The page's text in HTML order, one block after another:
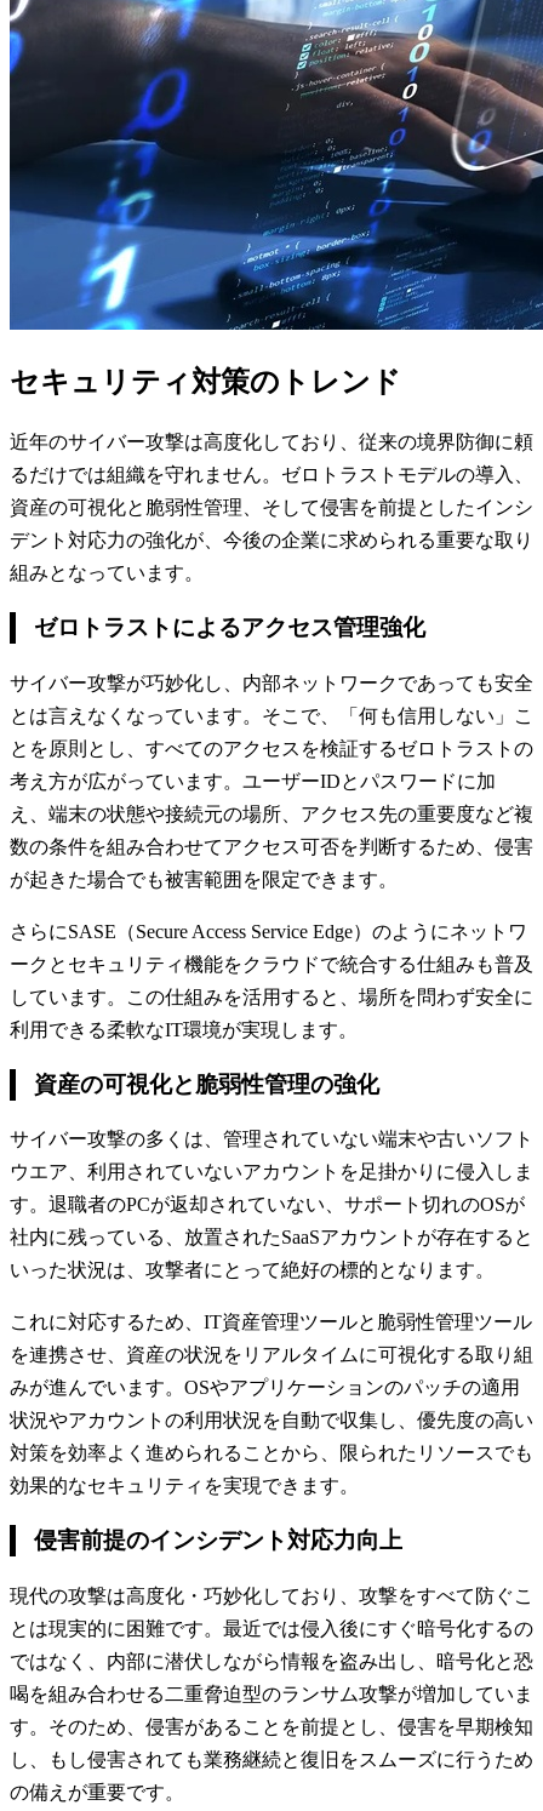
セキュリティ対策のトレンド
近年のサイバー攻撃は高度化しており、従来の境界防御に頼
るだけでは組織を守れません。ゼロトラストモデルの導入、
資産の可視化と脆弱性管理、そして侵害を前提としたインシ
デント対応力の強化が、今後の企業に求められる重要な取り
組みとなっています。
ゼロトラストによるアクセス管理強化
サイバー攻撃が巧妙化し、内部ネットワークであっても安全
とは言えなくなっています。そこで、「何も信用しない」こ
とを原則とし、すべてのアクセスを検証するゼロトラストの
考え方が広がっています。ユーザーIDとパスワードに加
え、端末の状態や接続元の場所、アクセス先の重要度など複
数の条件を組み合わせてアクセス可否を判断するため、侵害
が起きた場合でも被害範囲を限定できます。
さらにSASE（Secure Access Service Edge）のようにネットワ
ークとセキュリティ機能をクラウドで統合する仕組みも普及
しています。この仕組みを活用すると、場所を問わず安全に
利用できる柔軟なIT環境が実現します。
資産の可視化と脆弱性管理の強化
サイバー攻撃の多くは、管理されていない端末や古いソフト
ウエア、利用されていないアカウントを足掛かりに侵入しま
す。退職者のPCが返却されていない、サポート切れのOSが
社内に残っている、放置されたSaaSアカウントが存在すると
いった状況は、攻撃者にとって絶好の標的となります。
これに対応するため、IT資産管理ツールと脆弱性管理ツール
を連携させ、資産の状況をリアルタイムに可視化する取り組
みが進んでいます。OSやアプリケーションのパッチの適用
状況やアカウントの利用状況を自動で収集し、優先度の高い
対策を効率よく進められることから、限られたリソースでも
効果的なセキュリティを実現できます。
侵害前提のインシデント対応力向上
現代の攻撃は高度化・巧妙化しており、攻撃をすべて防ぐこ
とは現実的に困難です。最近では侵入後にすぐ暗号化するの
ではなく、内部に潜伏しながら情報を盗み出し、暗号化と恐
喝を組み合わせる二重脅迫型のランサム攻撃が増加していま
す。そのため、侵害があることを前提とし、侵害を早期検知
し、もし侵害されても業務継続と復旧をスムーズに行うため
の備えが重要です。